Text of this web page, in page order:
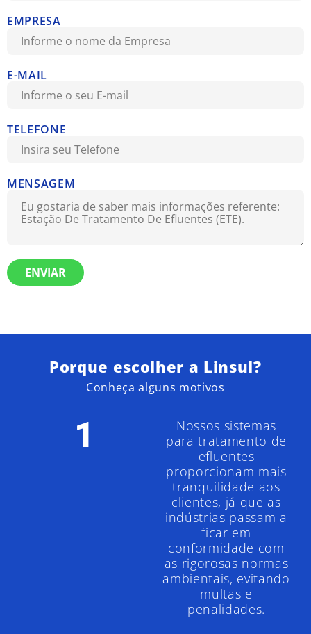
EMPRESA
E-MAIL
TELEFONE
MENSAGEM
ENVIAR
Porque escolher a Linsul?
Conheça alguns motivos
1
Nossos sistemas
para tratamento de
efluentes
proporcionam mais
tranquilidade aos
clientes, já que as
indústrias passam a
ficar em
conformidade com
as rigorosas normas
ambientais, evitando
multas e
penalidades.